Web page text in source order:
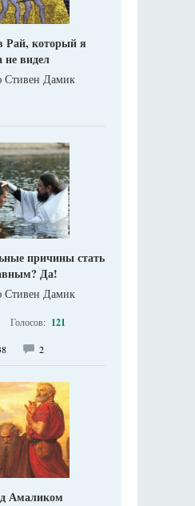
Рай, который я
не видел
Дамик
причины стать
Да!
Стивен Дамик
Голосов: 121
2
Амаликом